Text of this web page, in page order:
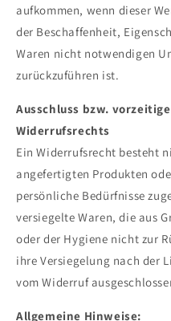
aufkommen, wenn dieser
der Beschaffenheit,
Waren nicht notwendigen
zurückzuführen ist.
Ausschluss bzw.
Widerrufsrechts
Ein Widerrufsrecht besteht
angefertigten Produkten
persönliche Bedürfnisse
versiegelte Waren, die aus
oder der Hygiene nicht zur
ihre Versiegelung nach der
vom Widerruf
Allgemeine Hinweise: